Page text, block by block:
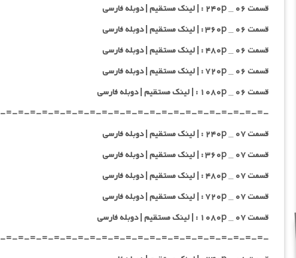
قسمت ۰۶ _ ۲۴۰p : | لینک مستقیم | دوبله فارسی
قسمت ۰۶ _ ۳۶۰p : | لینک مستقیم | دوبله فارسی
قسمت ۰۶ _ ۴۸۰p : | لینک مستقیم | دوبله فارسی
قسمت ۰۶ _ ۷۲۰p : | لینک مستقیم | دوبله فارسی
قسمت ۰۶ _ ۱۰۸۰p : | لینک مستقیم | دوبله فارسی
-=-=-=-=-=-=-=-=-=-=-=-=-=-=-=-=-=-=-=-=-=-=-
قسمت ۰۷ _ ۲۴۰p : | لینک مستقیم | دوبله فارسی
قسمت ۰۷ _ ۳۶۰p : | لینک مستقیم | دوبله فارسی
قسمت ۰۷ _ ۴۸۰p : | لینک مستقیم | دوبله فارسی
قسمت ۰۷ _ ۷۲۰p : | لینک مستقیم | دوبله فارسی
قسمت ۰۷ _ ۱۰۸۰p : | لینک مستقیم | دوبله فارسی
-=-=-=-=-=-=-=-=-=-=-=-=-=-=-=-=-=-=-=-=-=-=-